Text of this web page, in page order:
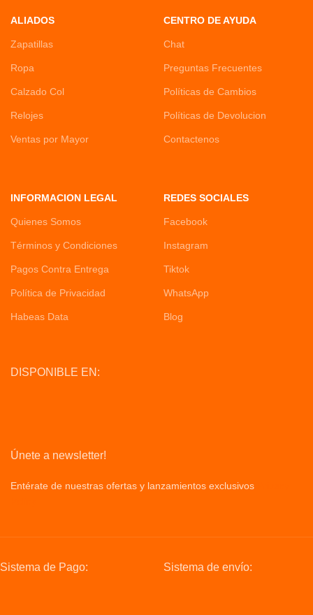
ALIADOS
Zapatillas
Ropa
Calzado Col
Relojes
Ventas por Mayor
CENTRO DE AYUDA
Chat
Preguntas Frecuentes
Políticas de Cambios
Políticas de Devolucion
Contactenos
INFORMACION LEGAL
Quienes Somos
Términos y Condiciones
Pagos Contra Entrega
Política de Privacidad
Habeas Data
REDES SOCIALES
Facebook
Instagram
Tiktok
WhatsApp
Blog
DISPONIBLE EN:
Únete a newsletter!
Entérate de nuestras ofertas y lanzamientos exclusivos
Sistema de Pago: Sistema de envío: